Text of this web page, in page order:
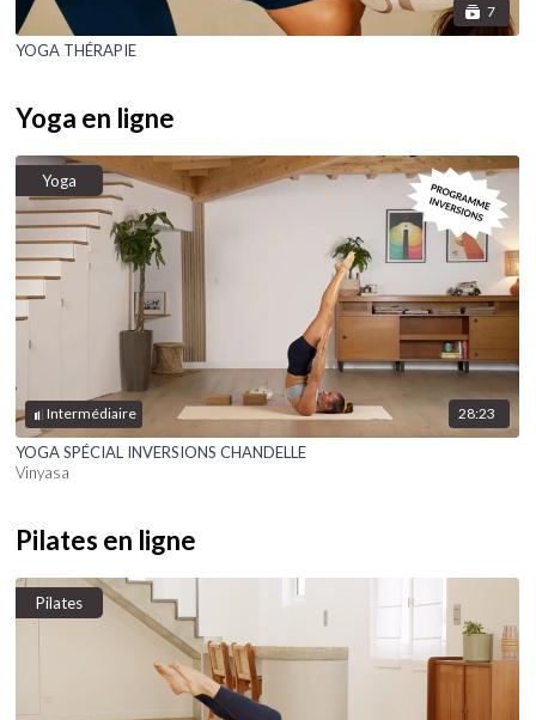
7
YOGA THÉRAPIE
Yoga en ligne
Intermédiaire
Yoga
28:23
YOGA SPÉCIAL INVERSIONS CHANDELLE
Vinyasa
Pilates en ligne
Pilates